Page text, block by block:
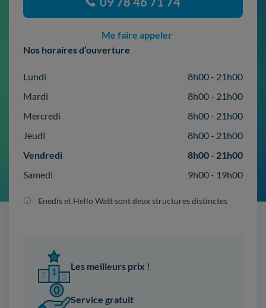
Me faire appeler
Nos horaires d’ouverture
Lundi
8h00 - 21h00
Mardi
8h00 - 21h00
Mercredi
8h00 - 21h00
Jeudi
8h00 - 21h00
Vendredi
8h00 - 21h00
Samedi
9h00 - 19h00
Enedis et Hello Watt sont deux structures distinctes
Les meilleurs prix !
Service gratuit